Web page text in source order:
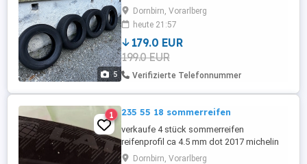
5
profiltiefe dot 2025
Dornbirn, Vorarlberg
heute 21:57
179.0 EUR
199.0 EUR
Verifizierte Telefonnummer
1 235 55 18 sommerreifen
verkaufe 4 stück sommerreifen
reifenprofil ca 4.5 mm dot 2017 michelin
markeDornbirn, Vorarlberg